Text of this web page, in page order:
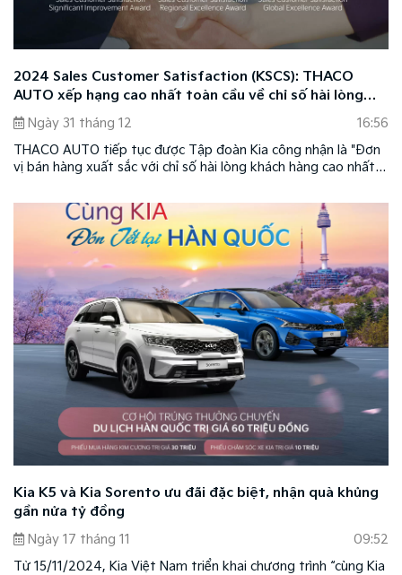
2024 Sales Customer Satisfaction (KSCS): THACO
AUTO xếp hạng cao nhất toàn cầu về chỉ số hài lòng
của khách hàng mua xe
Ngày 31 tháng 12
16:56
THACO AUTO tiếp tục được Tập đoàn Kia công nhận là "Đơn
vị bán hàng xuất sắc với chỉ số hài lòng khách hàng cao nhất"
Satisfaction (KSCS)" được thực hiện trên 33 quốc gia. Đây là
minh chứng cho chất lượng dịch vụ hàng đầu mà THACO
AUTO mang đến cho khách hàng, giúp đơn vị được vinh danh
liên tiếp trong ba năm.
Kia K5 và Kia Sorento ưu đãi đặc biệt, nhận quà khủng
gần nửa tỷ đồng
Ngày 17 tháng 11
09:52
Từ 15/11/2024, Kia Việt Nam triển khai chương trình “cùng Kia